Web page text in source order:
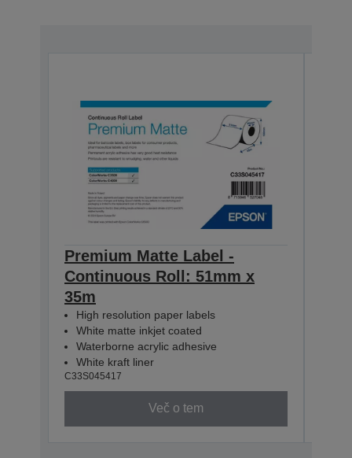
Premium Matte Label -
Continuous Roll: 51mm x
35m
High resolution paper labels
White matte inkjet coated
Waterborne acrylic adhesive
White kraft liner
C33S045417
Več o tem